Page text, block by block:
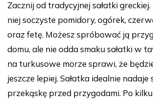
Zacznij od tradycyjnej sałatki
niej soczyste pomidory, ogórek,
oraz fetę. Możesz spróbować ją
domu, ale nie odda smaku sałatki w
na turkusowe morze sprawi, że
jeszcze lepiej. Sałatka idealnie nadaje
przekąskę przed przygodami. Po